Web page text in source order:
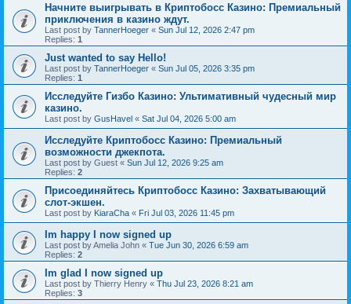
Начните выигрывать в Криптобосс Казино: Премиальный
приключения в казино ждут.
Last post by TannerHoeger « Sun Jul 12, 2026 2:47 pm
Replies: 1
Just wanted to say Hello!
Last post by TannerHoeger « Sun Jul 05, 2026 3:35 pm
Replies: 1
Исследуйте Гизбо Казино: Ультимативный чудесный мир
казино.
Last post by GusHavel « Sat Jul 04, 2026 5:00 am
Исследуйте Криптобосс Казино: Премиальный
возможности джекпота.
Last post by Guest « Sun Jul 12, 2026 9:25 am
Replies: 2
Присоединяйтесь Криптобосс Казино: Захватывающий
слот-экшен.
Last post by KiaraCha « Fri Jul 03, 2026 11:45 pm
Im happy I now signed up
Last post byAmelia John « Tue Jun 30, 2026 6:59 am
Replies: 2
Im glad I now signed up
Last post by Thierry Henry « Thu Jul 23, 2026 8:21 am
Replies: 3